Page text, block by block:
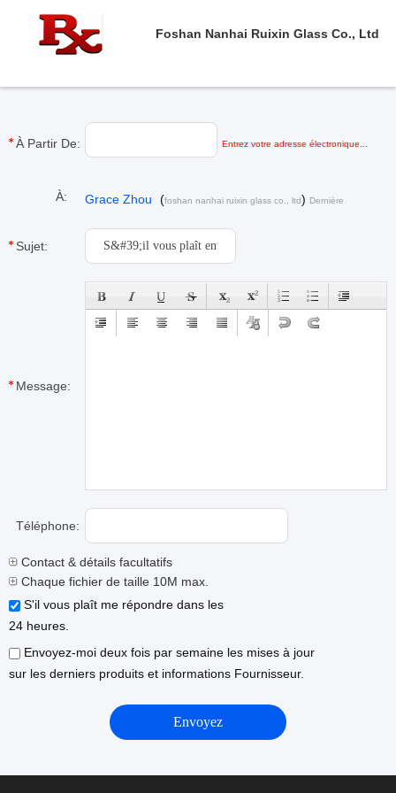
Foshan Nanhai Ruixin Glass Co., Ltd
À Partir De: Entrez votre adresse électronique...
À: Grace Zhou (foshan nanhai ruixin glass co., ltd) Dernière
connexion : 4 heures 17 minuts Il ya
Sujet:
Message:
Téléphone:
Contact & détails facultatifs
Chaque fichier de taille 10M max.
S'il vous plaît me répondre dans les
24 heures.
Envoyez-moi deux fois par semaine les mises à jour
sur les derniers produits et informations Fournisseur.